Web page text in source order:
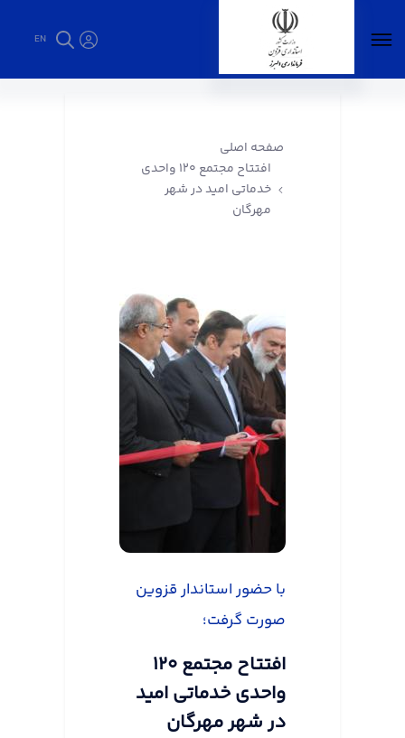
EN
صفحه اصلی
افتتاح مجتمع ۱۲۰ واحدی
خدماتی امید در شهر
مهرگان
با حضور استاندار قزوین
صورت گرفت؛
افتتاح مجتمع ۱۲۰
واحدی خدماتی امید
در شهر مهرگان